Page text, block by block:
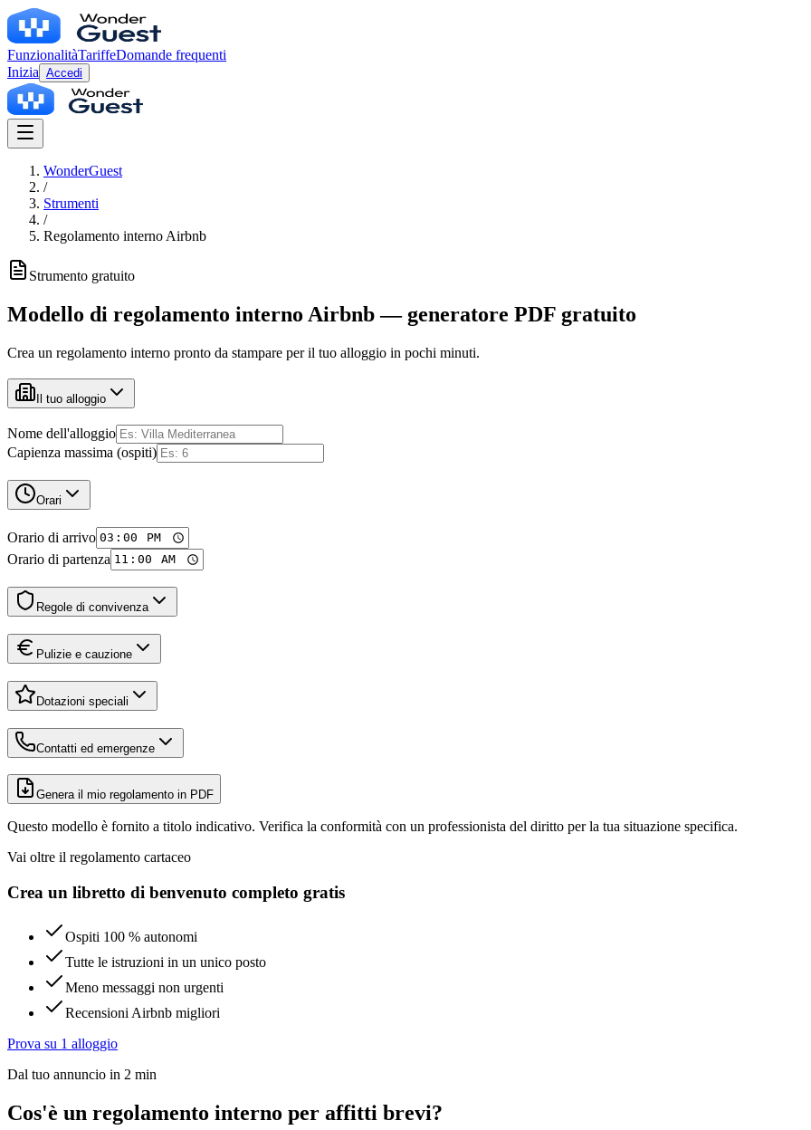
FunzionalitàTariffeDomande frequenti
Inizia Accedi
WonderGuest
/
Strumenti
/
Regolamento interno Airbnb
Strumento gratuito
Modello di regolamento interno Airbnb — generatore PDF gratuito
Crea un regolamento interno pronto da stampare per il tuo alloggio in pochi minuti.
Il tuo alloggio
Nome dell'alloggio
Capienza massima (ospiti)
Orari
Orario di arrivo
Orario di partenza
Regole di convivenza
Pulizie e cauzione
Dotazioni speciali
Contatti ed emergenze
Genera il mio regolamento in PDF
Questo modello è fornito a titolo indicativo. Verifica la conformità con un professionista del diritto per la tua situazione specifica.
Vai oltre il regolamento cartaceo
Crea un libretto di benvenuto completo gratis
Ospiti 100 % autonomi
Tutte le istruzioni in un unico posto
Meno messaggi non urgenti
Recensioni Airbnb migliori
Prova su 1 alloggio
Dal tuo annuncio in 2 min
Cos'è un regolamento interno per affitti brevi?